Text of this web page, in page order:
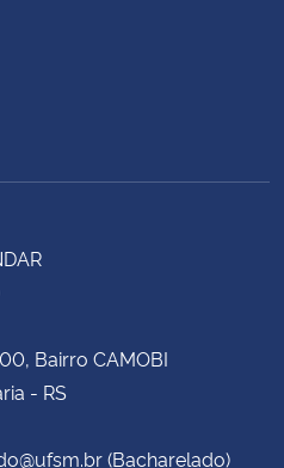
Bairro CAMOBI
- RS
(Bacharelado)